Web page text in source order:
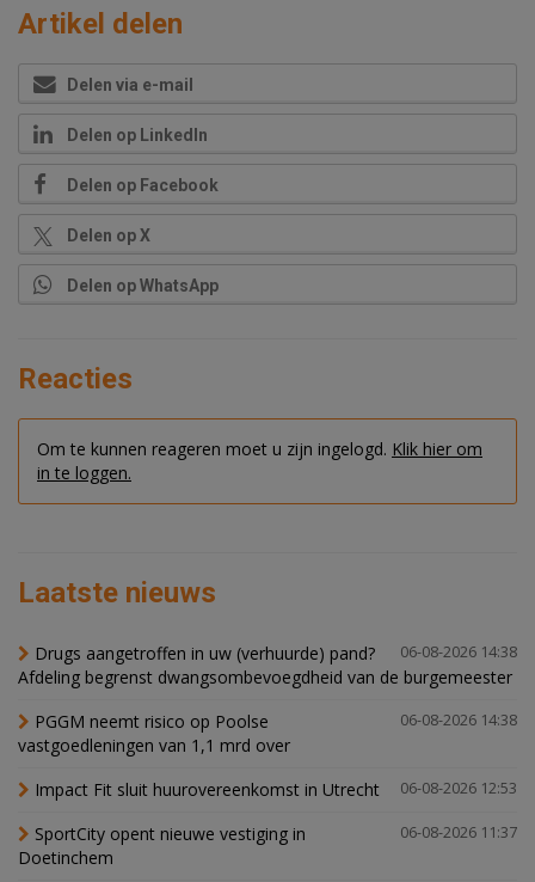
Artikel delen
Delen via e-mail
Delen op LinkedIn
Delen op Facebook
Delen op X
Delen op WhatsApp
Reacties
Om te kunnen reageren moet u zijn ingelogd. Klik hier om
in te loggen.
Laatste nieuws
06-08-2026 14:38
Drugs aangetroffen in uw (verhuurde) pand?
Afdeling begrenst dwangsombevoegdheid van de burgemeester
06-08-2026 14:38
PGGM neemt risico op Poolse
vastgoedleningen van 1,1 mrd over
06-08-2026 12:53
Impact Fit sluit huurovereenkomst in Utrecht
06-08-2026 11:37
SportCity opent nieuwe vestiging in
Doetinchem